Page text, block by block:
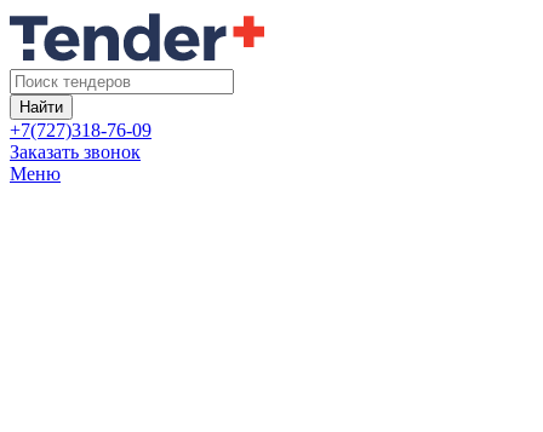
Найти
+7(727)318-76-09
Заказать звонок
Меню